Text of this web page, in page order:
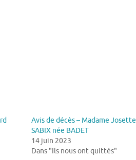
Avis de décès – Madame Josette
SABIX née BADET
14 juin 2023
Dans "Ils nous ont quittés"